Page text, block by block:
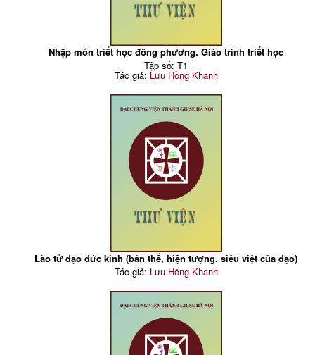
Nhập môn triết học đông phương. Giáo trình triết học
Tập số: T1
Tác giả: Lưu Hồng Khanh
Lão tử đạo đức kinh (bản thể, hiện tượng, siêu việt của đạo)
Tác giả: Lưu Hồng Khanh